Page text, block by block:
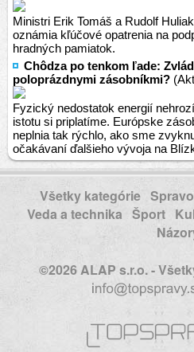
Ministri Erik Tomáš a Rudolf
oznámia kľúčové opatrenia na
hradných pamiatok.
Chôdza po tenkom ľade:
poloprázdnymi zásobníkmi?
Fyzický nedostatok energií
istotu si priplatíme. Európske
neplnia tak rýchlo, ako sme
očakávaní ďalšieho vývoja na
Všetky kategórie
Veda a technika Šport
©2026 ALAP s.r.o. -